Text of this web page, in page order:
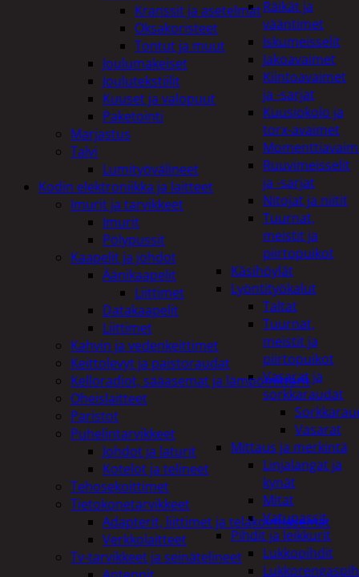
Räikät ja
vääntimet
Iskumeisselit
Jakoavaimet
Kiintoavaimet
ja -sarjat
Kuusiokolo ja
torx-avaimet
Ruuvimeisselit
ja -sarjat
Nitojat ja niitit
Tuurnat,
meistit ja
piirtopuikot
Käsihöylät
Lyöntityökalut
Taltat
Tuurnat,
meistit ja
piirtopuikot
Vasarat ja
sorkkaraudat
Vasarat
Mittaus ja merkintä
Linjalangat ja
kynät
Mitat
Vatupassit
Pihdit ja leikkurit
Lukkopihdit
Kranssit ja asetelmat
Oksakoristeet
Tontut ja muut
Joulumakeiset
Joulutekstiilit
Kuuset ja valopuut
Paketointi
Marjastus
Talvi
Lumityövälineet
Kodin elektroniikka ja laitteet
Imurit ja tarvikkeet
Imurit
Pölypussit
Kaapelit ja johdot
Äänikaapelit
Liittimet
Datakaapelit
Liittimet
Kahvin ja vedenkeittimet
Keittolevyt ja paistoraudat
Kelloradiot, sääasemat ja lämpömittarit
Oheislaitteet
Paristot
Puhelintarvikkeet
Johdot ja laturit
Kotelot ja telineet
Tehosekoittimet
Tietokonetarvikkeet
Adapterit, liittimet ja telakointiasemat
Verkkolaitteet
Tv-tarvikkeet ja seinätelineet